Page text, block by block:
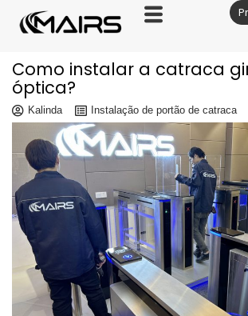
Skip
to
Como instalar a catraca
óptica?
Kalinda Instalação de portão de catraca